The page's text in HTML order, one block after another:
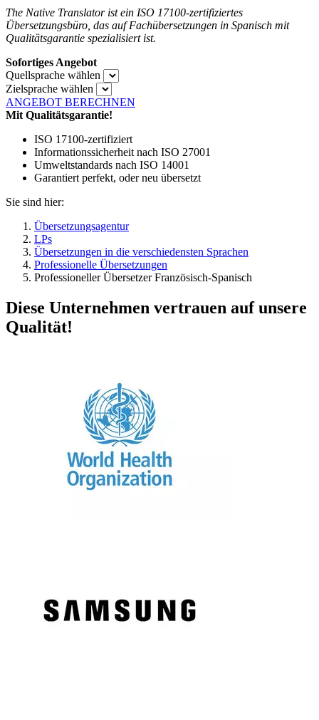
The Native Translator ist ein ISO 17100-zertifiziertes
Übersetzungsbüro, das auf Fachübersetzungen in Spanisch mit
Qualitätsgarantie spezialisiert ist.
Sofortiges Angebot
Quellsprache wählen
Zielsprache wählen
ANGEBOT BERECHNEN
Mit Qualitätsgarantie!
ISO 17100-zertifiziert
Informationssicherheit nach ISO 27001
Umweltstandards nach ISO 14001
Garantiert perfekt, oder neu übersetzt
Sie sind hier:
Übersetzungsagentur
LPs
Übersetzungen in die verschiedensten Sprachen
Professionelle Übersetzungen
Professioneller Übersetzer Französisch-Spanisch
Diese Unternehmen vertrauen auf unsere
Qualität!